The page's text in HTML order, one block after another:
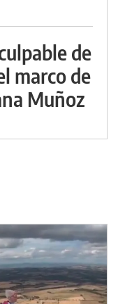
de
marco de
Muñoz